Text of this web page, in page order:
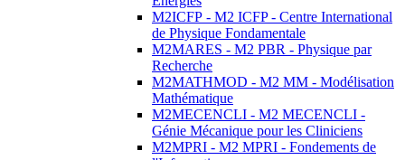
M2ICFP - M2 ICFP - Centre International
de Physique Fondamentale
M2MARES - M2 PBR - Physique par
Recherche
M2MATHMOD - M2 MM - Modélisation
Mathématique
M2MECENCLI - M2 MECENCLI -
Génie Mécanique pour les Cliniciens
M2MPRI - M2 MPRI - Fondements de